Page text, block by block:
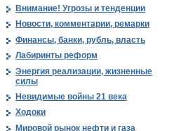
Внимание! Угрозы и тенденции
Новости, комментарии, ремарки
Финансы, банки, рубль, власть
Лабиринты реформ
Энергия реализации, жизненные
силы
Невидимые войны 21 века
Ходоки
Мировой рынок нефти и газа